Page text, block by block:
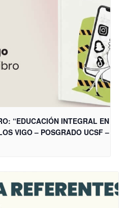
“EDUCACIÓN INTEGRAL EN
VIGO – POSGRADO UCSF –